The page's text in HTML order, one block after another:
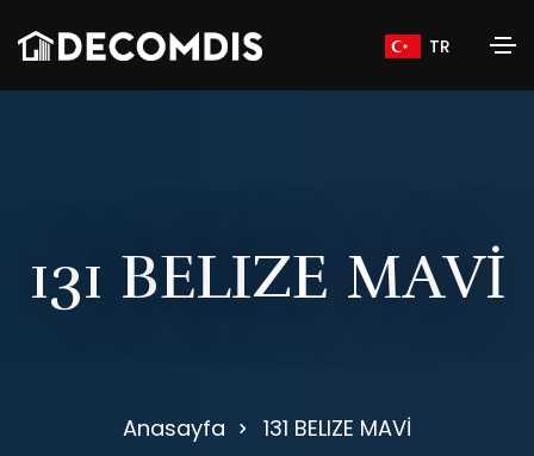
TR
131 BELIZE MAVİ
Anasayfa 131 BELIZE MAVİ